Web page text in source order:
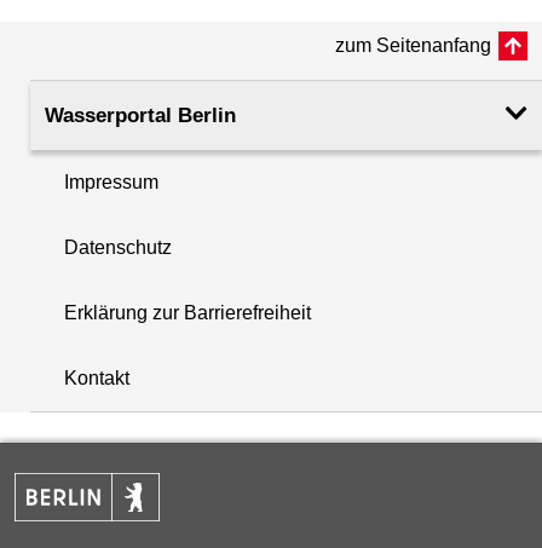
+
−
zum Seitenanfang
Wasserportal Berlin
Impressum
Datenschutz
Erklärung zur Barrierefreiheit
Kontakt